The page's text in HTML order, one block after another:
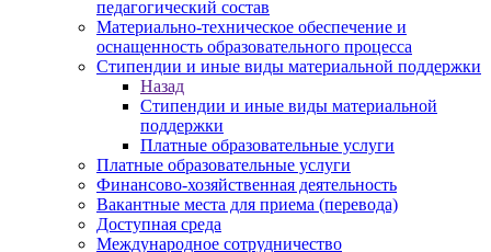
педагогический состав
Материально-техническое обеспечение и
оснащенность образовательного процесса
Стипендии и иные виды материальной поддержки
Назад
Стипендии и иные виды материальной
поддержки
Платные образовательные услуги
Платные образовательные услуги
Финансово-хозяйственная деятельность
Вакантные места для приема (перевода)
Доступная среда
Международное сотрудничество